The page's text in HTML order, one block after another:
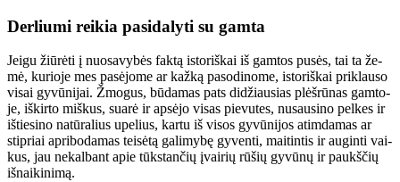
Derliu­mi rei­kia pa­si­da­ly­ti su gam­ta
Jei­gu žiū­rė­ti į nuo­sa­vy­bės fak­tą is­to­riš­kai iš gam­tos pu­sės, tai ta že­
mė, ku­rio­je mes pa­sė­jo­me ar kaž­ką pa­so­di­no­me, is­to­riš­kai pri­klau­so
vi­sai gy­vū­ni­jai. Žmo­gus, bū­da­mas pats di­džiau­sias plėš­rū­nas gam­to­
je, iš­kir­to miš­kus, su­arė ir ap­sė­jo vi­sas pie­vu­tes, nu­sau­si­no pel­kes ir
iš­tie­si­no na­tū­ra­lius upe­lius, kar­tu iš vi­sos gy­vū­ni­jos at­im­da­mas ar
stip­riai ap­ri­bo­da­mas tei­sė­tą ga­li­my­bę gy­ven­ti, mai­tin­tis ir au­gin­ti vai­
kus, jau ne­kal­bant apie tūks­tan­čių įvai­rių rū­šių gy­vū­nų ir paukš­čių
iš­nai­ki­ni­mą.